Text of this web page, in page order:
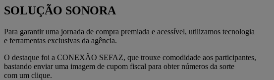
SOLUÇÃO SONORA
Para garantir uma jornada de compra premiada e acessível, utilizamos tecnologia
e ferramentas exclusivas da agência.
O destaque foi a CONEXÃO SEFAZ, que trouxe comodidade aos participantes,
bastando enviar uma imagem de cupom fiscal para obter números da sorte
com um clique.